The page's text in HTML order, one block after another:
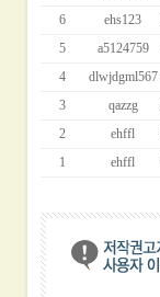
6
ehs123
5
a5124759
4
dlwjdgml567
3
qazzg
2
ehffl
1
ehffl